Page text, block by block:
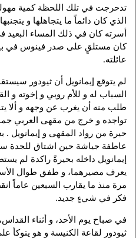
تدحرجت في تلك اللحظة كمية
الذي كان دائماً ما يتجاهلها و
أسرته كان في ذلك المساء البعيد
كان مستلقٍ على صدر فينوس في
عائلته.
لم يتوقع إيمانويل أن ثيودور
السباب له و للأم روبي و إخوته و
طلب منه أن يغرب عن وجهه و ألا
تواجده و خرج من مقهى العربي
حيرة من رواد المقهى و إيمانويل .
عاطفة جياشة حين اشتاق للجدة
إيمانويل داخله بحيرةً راكدة لم
يعرف مصيرهما، و طفق طوال
مرة منذ ما يقارب السبعين عاماً
فكر في شيءٍ جديد.
في صباح يوم الأحد، و أثناء
ثيودور لقاعة الكنيسة و هو يتوكأ